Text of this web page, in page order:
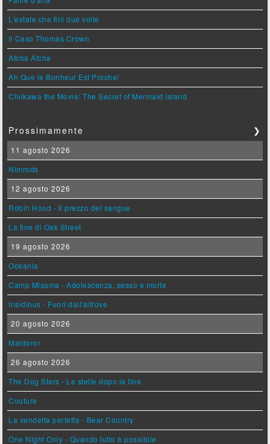
L'estate che finì due volte
Il Caso Thomas Crown
Atcha Atcha
Ah Que le Bonheur Est Proche!
Chiikawa the Movie: The Secret of Mermaid Island
Prossimamente ❯
11 agosto 2026
Nimrods
12 agosto 2026
Robin Hood - Il prezzo del sangue
La fine di Oak Street
19 agosto 2026
Oceania
Camp Miasma - Adolescenza, sesso e morte
Insidious - Fuori dall'altrove
20 agosto 2026
Maldoror
26 agosto 2026
The Dog Stars - Le stelle dopo la fine
Couture
La vendetta perfetta - Bear Country
One Night Only - Quando tutto è possibile